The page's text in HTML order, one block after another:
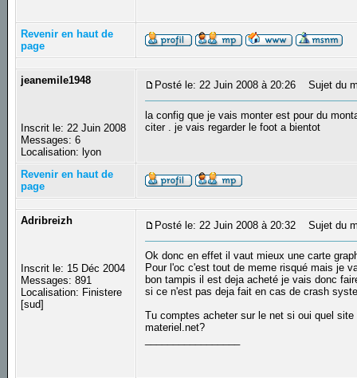
Revenir en haut de
page
jeanemile1948
Inscrit le: 22 Juin 2008
Messages: 6
Localisation: lyon
Posté le: 22 Juin 2008 à 20:26 Sujet du
la config que je vais monter est pour du
citer . je vais regarder le foot a bientot
Revenir en haut de
page
Adribreizh
Inscrit le: 15 Déc 2004
Messages: 891
Localisation: Finistere
[sud]
Posté le: 22 Juin 2008 à 20:32 Sujet du
Ok donc en effet il vaut mieux une carte
Pour l'oc c'est tout de meme risqué mais je
bon tampis il est deja acheté je vais donc
si ce n'est pas deja fait en cas de crash
Tu comptes acheter sur le net si oui quel
materiel.net?